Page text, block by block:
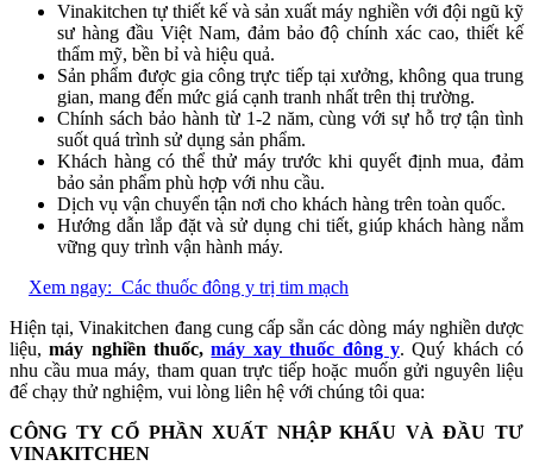
Vinakitchen tự thiết kế và sản xuất máy nghiền với đội ngũ kỹ
sư hàng đầu Việt Nam, đảm bảo độ chính xác cao, thiết kế
thẩm mỹ, bền bỉ và hiệu quả.
Sản phẩm được gia công trực tiếp tại xưởng, không qua trung
gian, mang đến mức giá cạnh tranh nhất trên thị trường.
Chính sách bảo hành từ 1-2 năm, cùng với sự hỗ trợ tận tình
suốt quá trình sử dụng sản phẩm.
Khách hàng có thể thử máy trước khi quyết định mua, đảm
bảo sản phẩm phù hợp với nhu cầu.
Dịch vụ vận chuyển tận nơi cho khách hàng trên toàn quốc.
Hướng dẫn lắp đặt và sử dụng chi tiết, giúp khách hàng nắm
vững quy trình vận hành máy.
Xem ngay: Các thuốc đông y trị tim mạch
Hiện tại, Vinakitchen đang cung cấp sẵn các dòng máy nghiền dược
liệu,máy nghiền thuốc,máy xay thuốc đông y. Quý khách có
nhu cầu mua máy, tham quan trực tiếp hoặc muốn gửi nguyên liệu
để chạy thử nghiệm, vui lòng liên hệ với chúng tôi qua:
CÔNG TY CỔ PHẦN XUẤT NHẬP KHẨU VÀ ĐẦU TƯ
VINAKITCHEN